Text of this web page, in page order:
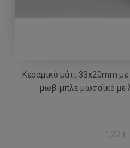
Κεραμικό μάτι 33x20mm
μωβ-μπλε μωσαϊκό με
1,23 €